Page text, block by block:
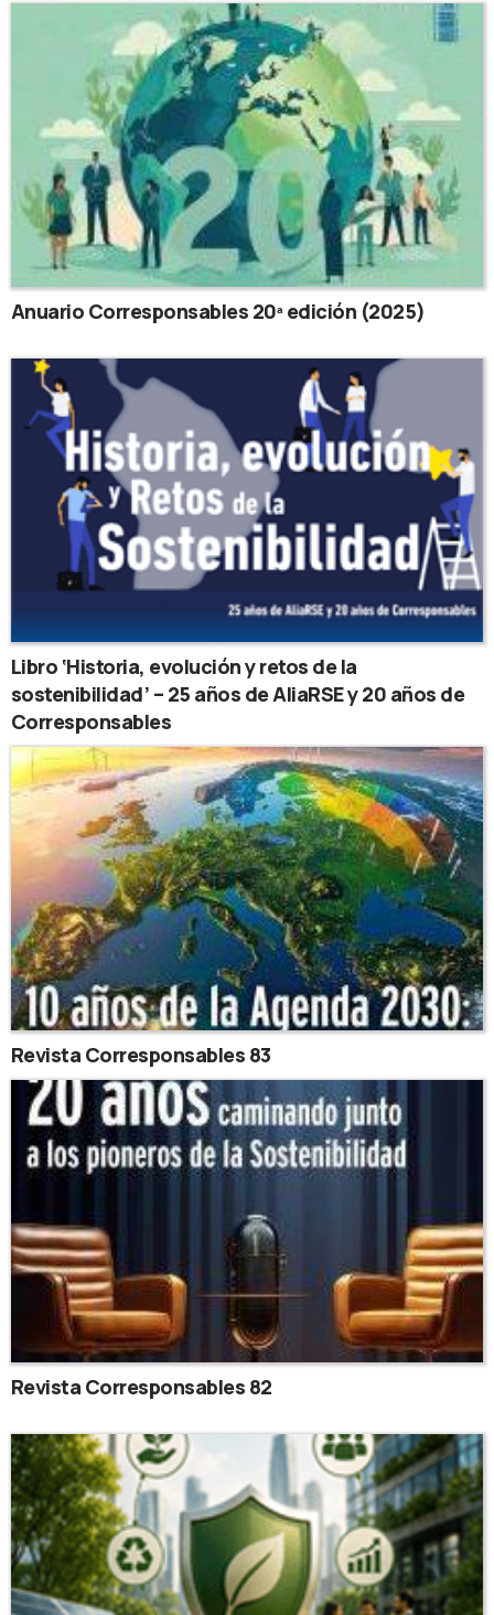
Anuario Corresponsables 20ª edición (2025)
Libro ‘Historia, evolución y retos de la
sostenibilidad’ – 25 años de AliaRSE y 20 años de
Corresponsables
Revista Corresponsables 83
Revista Corresponsables 82